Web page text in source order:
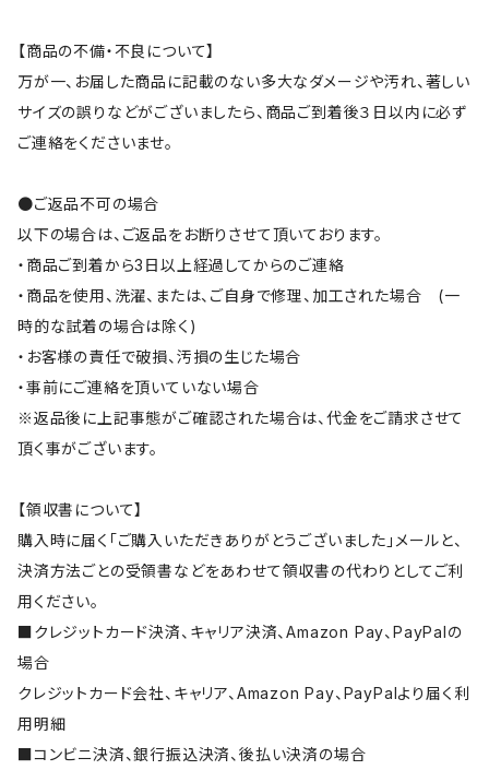
【商品の不備・不良について】
万が一、お届した商品に記載のない多大なダメージや汚れ、著しい
サイズの誤りなどがございましたら、商品ご到着後３日以内に必ず
ご連絡をくださいませ。
●ご返品不可の場合
以下の場合は、ご返品をお断りさせて頂いております。
・商品ご到着から3日以上経過してからのご連絡
・商品を使用、洗濯、または、ご自身で修理、加工された場合 (一
時的な試着の場合は除く)
・お客様の責任で破損、汚損の生じた場合
・事前にご連絡を頂いていない場合
※返品後に上記事態がご確認された場合は、代金をご請求させて
頂く事がございます。
【領収書について】
購入時に届く「ご購入いただきありがとうございました」メールと、
決済方法ごとの受領書などをあわせて領収書の代わりとしてご利
用ください。
■クレジットカード決済、キャリア決済、Amazon Pay、PayPalの
場合
クレジットカード会社、キャリア、Amazon Pay、PayPalより届く利
用明細
■コンビニ決済、銀行振込決済、後払い決済の場合